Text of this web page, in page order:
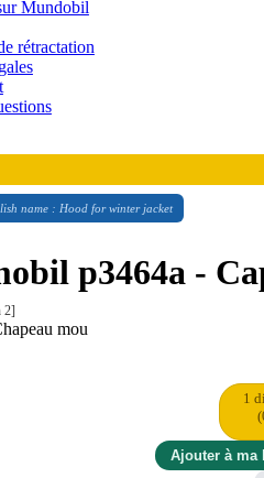
Mundobil
rétractation
name : Hood for winter jacket
p3464a -
2]
mou
1